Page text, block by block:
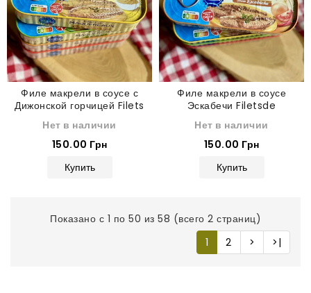
Филе макрели в соусе с
Дижонской горчицей Filets
Moutarde de Dijon 215 г
Нет в наличии
150.00 Грн
Купить
Филе макрели в соусе
Эскабечи Filetsde
Escabèche 215 г
Нет в наличии
150.00 Грн
Купить
Показано с 1 по 50 из 58 (всего 2 страниц)
1
2 > >|